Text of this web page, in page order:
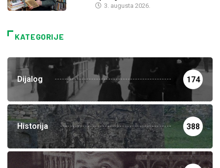
3. augusta 2026.
KATEGORIJE
Dijalog 174
Historija 388